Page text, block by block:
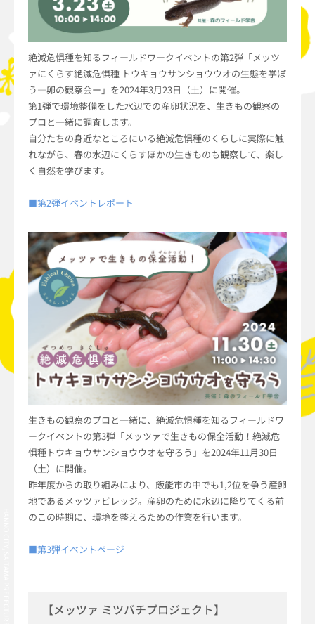
絶滅危惧種を知るフィールドワークイベントの第2弾「メッツ
ァにくらす絶滅危惧種 トウキョウサンショウウオの生態を学ぼ
う―卵の観察会ー」を2024年3月23日（土）に開催。
第1弾で環境整備をした水辺での産卵状況を、生きもの観察の
プロと一緒に調査します。
自分たちの身近なところにいる絶滅危惧種のくらしに実際に触
れながら、春の水辺にくらすほかの生きものも観察して、楽し
く自然を学びます。
■第2弾イベントレポート
生きもの観察のプロと一緒に、絶滅危惧種を知るフィールドワ
ークイベントの第3弾「メッツァで生きもの保全活動！絶滅危
惧種トウキョウサンショウウオを守ろう」を2024年11月30日
（土）に開催。
昨年度からの取り組みにより、飯能市の中でも1,2位を争う産卵
地であるメッツァビレッジ。産卵のために水辺に降りてくる前
のこの時期に、環境を整えるための作業を行います。
■第3弾イベントページ
【メッツァ ミツバチプロジェクト】